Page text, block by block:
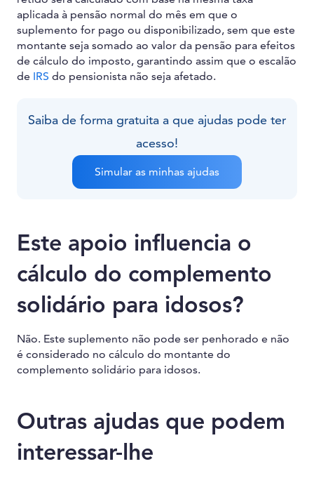
aplicada à pensão normal do mês em que o
suplemento for pago ou disponibilizado, sem que este
montante seja somado ao valor da pensão para efeitos
de cálculo do imposto, garantindo assim que o escalão
de IRS do pensionista não seja afetado.
Saiba de forma gratuita a que ajudas pode ter
acesso!
Simular as minhas ajudas
Este apoio influencia o
cálculo do complemento
solidário para idosos?
Não. Este suplemento não pode ser penhorado e não
é considerado no cálculo do montante do
complemento solidário para idosos.
Outras ajudas que podem
interessar-lhe